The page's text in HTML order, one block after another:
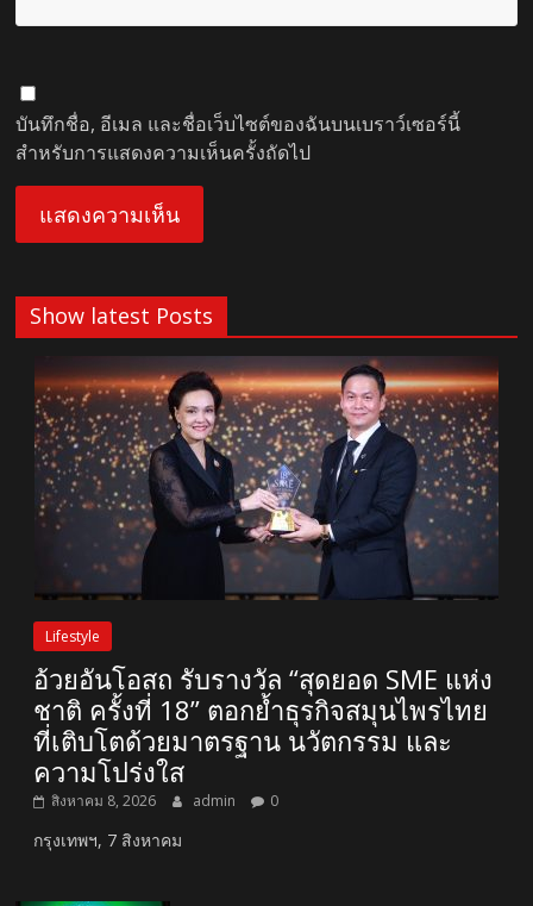
บันทึกชื่อ, อีเมล และชื่อเว็บไซต์ของฉันบนเบราว์เซอร์นี้
สำหรับการแสดงความเห็นครั้งถัดไป
Show latest Posts
Lifestyle
อ้วยอันโอสถ รับรางวัล “สุดยอด SME แห่ง
ชาติ ครั้งที่ 18” ตอกย้ำธุรกิจสมุนไพรไทย
ที่เติบโตด้วยมาตรฐาน นวัตกรรม และ
ความโปร่งใส
สิงหาคม 8, 2026 admin 0
กรุงเทพฯ, 7 สิงหาคม